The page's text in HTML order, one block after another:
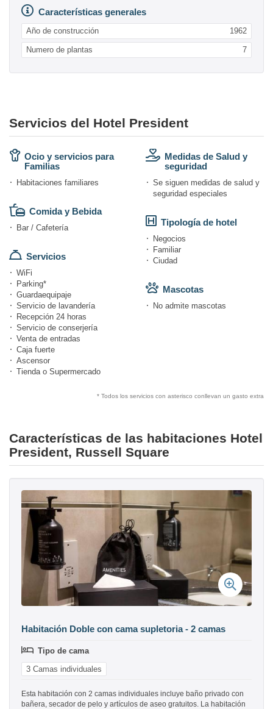
Características generales
Año de construcción 1962
Numero de plantas 7
Servicios del Hotel President
Ocio y servicios para
Familias
Habitaciones familiares
Comida y Bebida
Bar / Cafetería
Servicios
WiFi
Parking*
Guardaequipaje
Servicio de lavandería
Recepción 24 horas
Servicio de conserjería
Venta de entradas
Caja fuerte
Ascensor
Tienda o Supermercado
Medidas de Salud y
seguridad
Se siguen medidas de salud y
seguridad especiales
Tipología de hotel
Negocios
Familiar
Ciudad
Mascotas
No admite mascotas
* Todos los servicios con asterisco conllevan un gasto extra
Características de las habitaciones Hotel
President, Russell Square
Habitación Doble con cama supletoria - 2 camas
Tipo de cama
3 Camas individuales
Esta habitación con 2 camas individuales incluye baño privado con
bañera, secador de pelo y artículos de aseo gratuitos. La habitación